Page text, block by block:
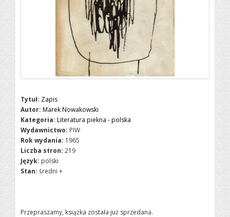
Tytuł: Zapis
Autor: Marek Nowakowski
Kategoria: Literatura piekna - polska
Wydawnictwo: PIW
Rok wydania: 1965
Liczba stron: 219
Język: polski
Stan: średni +
Przepraszamy, książka została już sprzedana.